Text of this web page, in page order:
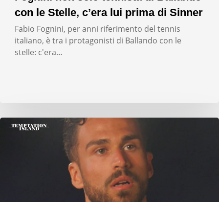
con le Stelle, c’era lui prima di Sinner
Fabio Fognini, per anni riferimento del tennis
italiano, è tra i protagonisti di Ballando con le
stelle: c'era…